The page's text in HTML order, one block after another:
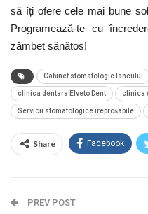
să îți ofere cele mai bune
Programează-te cu
zâmbet sănătos!
Cabinet stomatologic Iancului
clinica dentara Elveto Dent clinica
Servicii stomatologice ireproșabile
Share Facebook
PREV POST